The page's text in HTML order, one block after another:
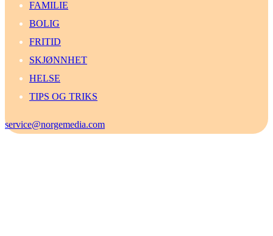
FAMILIE
BOLIG
FRITID
SKJØNNHET
HELSE
TIPS OG TRIKS
service@norgemedia.com